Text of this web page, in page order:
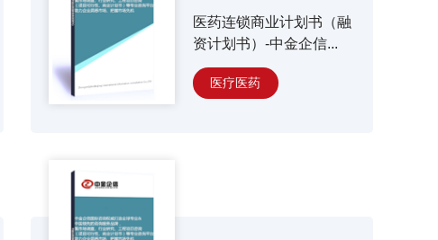
医药连锁商业计划书（融
资计划书）-中金企信...
医疗医药